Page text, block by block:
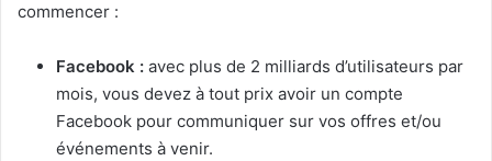
commencer :
Facebook : avec plus de 2 milliards d’utilisateurs par
mois, vous devez à tout prix avoir un compte
Facebook pour communiquer sur vos offres et/ou
événements à venir.